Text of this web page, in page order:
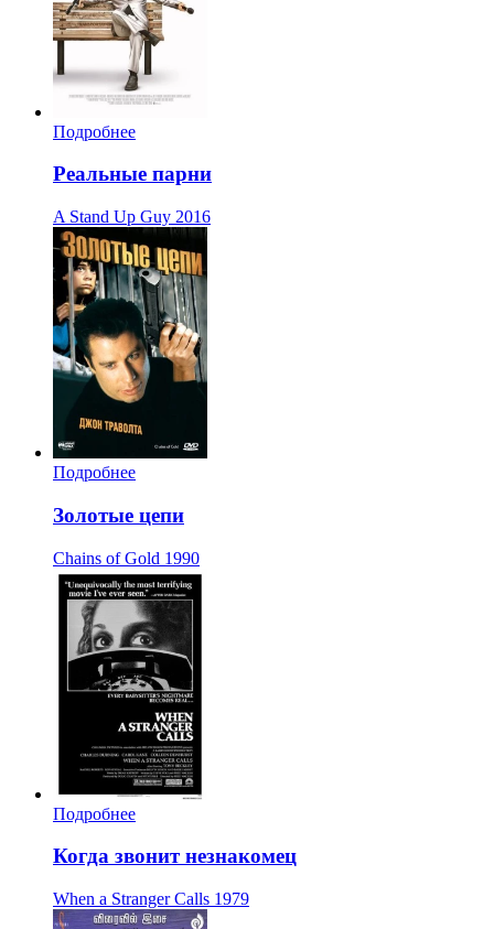
Подробнее
Реальные парни
A Stand Up Guy 2016
Подробнее
Золотые цепи
Chains of Gold 1990
Подробнее
Когда звонит незнакомец
When a Stranger Calls 1979